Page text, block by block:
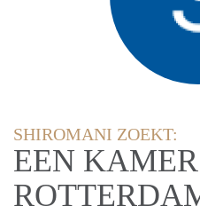
SHIROMANI ZOEKT:
EEN